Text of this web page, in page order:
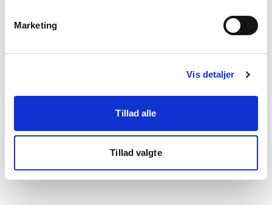
Marketing
Vis detaljer
Tillad alle
Tillad valgte